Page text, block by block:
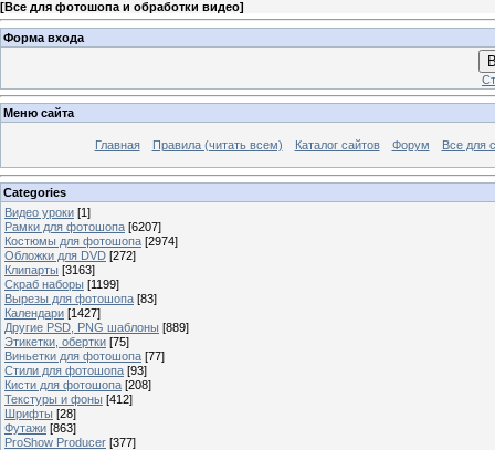
[Все для фотошопа и обработки видео]
Форма входа
Меню сайта
Главная Правила (читать всем) Каталог сайтов Форум Все для
Categories
Видео уроки [1]
Рамки для фотошопа [6207]
Костюмы для фотошопа [2974]
Обложки для DVD [272]
Клипарты [3163]
Скраб наборы [1199]
Вырезы для фотошопа [83]
Календари [1427]
Другие PSD, PNG шаблоны [889]
Этикетки, обертки [75]
Виньетки для фотошопа [77]
Стили для фотошопа [93]
Кисти для фотошопа [208]
Текстуры и фоны [412]
Шрифты [28]
Футажи [863]
ProShow Producer [377]